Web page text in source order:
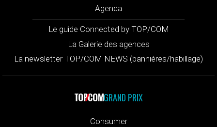
Agenda
Le guide Connected by TOP/COM
La Galerie des agences
La newsletter TOP/COM NEWS (bannières/habillage)
GRAND PRIX
Consumer